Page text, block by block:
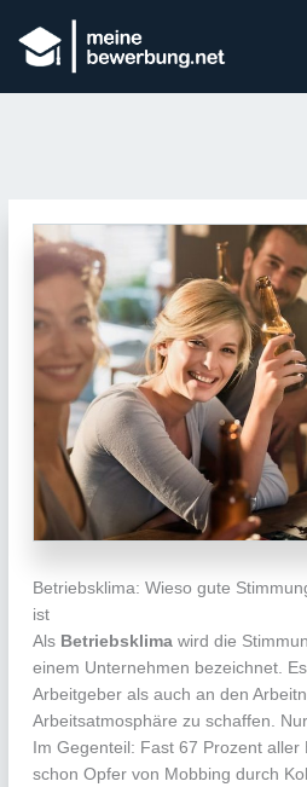
Betriebsklima: Wieso gute
ist
Als Betriebsklima wird die
einem Unternehmen bezeichnet.
Arbeitgeber als auch an den
Arbeitsatmosphäre zu schaffen.
Im Gegenteil: Fast 67 Prozent aller
schon Opfer von Mobbing durch